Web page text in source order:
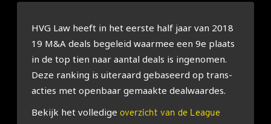
HVG Law heeft in het eer­ste half jaar van 2018
19 M&A deals bege­leid waar­mee een 9e plaats
in de top tien naar aan­tal deals is inge­no­men.
Deze ran­king is uiter­aard geba­seerd op trans­
ac­ties met open­baar gemaak­te deal­waar­des.
Bekijk het vol­le­di­ge overzicht van de League